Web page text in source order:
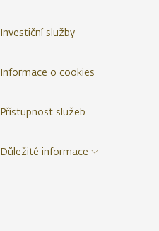
Investiční služby
Informace o cookies
Přístupnost služeb
Důležité informace